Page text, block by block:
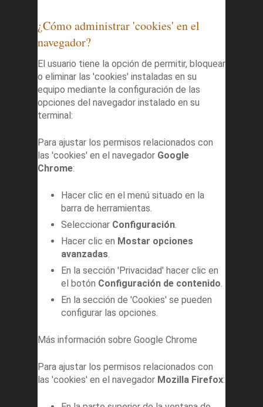
¿Cómo administrar 'cookies' en el
navegador?
El usuario tiene la opción de permitir, bloquear
o eliminar las 'cookies' instaladas en su
equipo mediante la configuración de las
opciones del navegador instalado en su
terminal:
Para ajustar los permisos relacionados con
las 'cookies' en el navegador Google
Chrome:
Hacer clic en el menú situado en la
barra de herramientas.
Seleccionar Configuración.
Hacer clic en Mostar opciones
avanzadas.
En la sección 'Privacidad' hacer clic en
el botón Configuración de contenido.
En la sección de 'Cookies' se pueden
configurar las opciones.
Más información sobre Google Chrome
Para ajustar los permisos relacionados con
las 'cookies' en el navegador Mozilla Firefox: